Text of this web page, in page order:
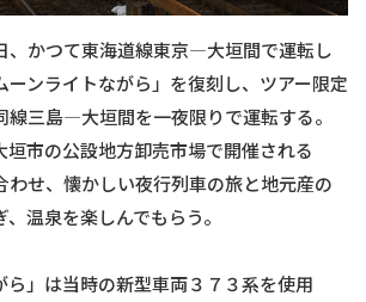
、かつて東海道線東京―大垣間で運転し
ーンライトながら」を復刻し、ツアー限定
線三島―大垣間を一夜限りで運転する。
垣市の公設地方卸売市場で開催される
わせ、懐かしい夜行列車の旅と地元産の
温泉を楽しんでもらう。
ら」は当時の新型車両３７３系を使用